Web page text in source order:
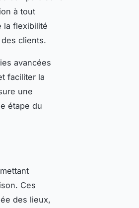
à tout
la flexibilité
clients.
avancées
faciliter la
une
étape du
Ces
des lieux,